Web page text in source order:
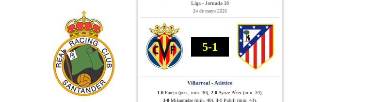
Liga - Jornada 38
24 de mayo 2026
5-1
Villarreal - Atlético
1-0 Parejo (pen., min. 30), 2-0 Ayoze Pérez (min. 34),
3-0 Mikautadze (min. 40), 3-1 Pubill (min. 43),